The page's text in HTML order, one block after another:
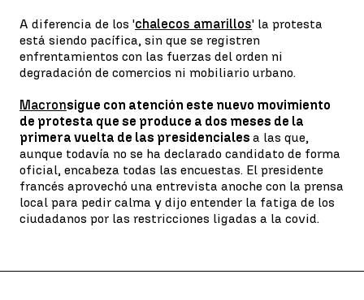
A diferencia de los 'chalecos amarillos' la protesta
está siendo pacífica, sin que se registren
enfrentamientos con las fuerzas del orden ni
degradación de comercios ni mobiliario urbano.
Macronsigue con atención este nuevo movimiento
de protesta que se produce a dos meses de la
primera vuelta de las presidenciales a las que,
aunque todavía no se ha declarado candidato de forma
oficial, encabeza todas las encuestas. El presidente
francés aprovechó una entrevista anoche con la prensa
local para pedir calma y dijo entender la fatiga de los
ciudadanos por las restricciones ligadas a la covid.